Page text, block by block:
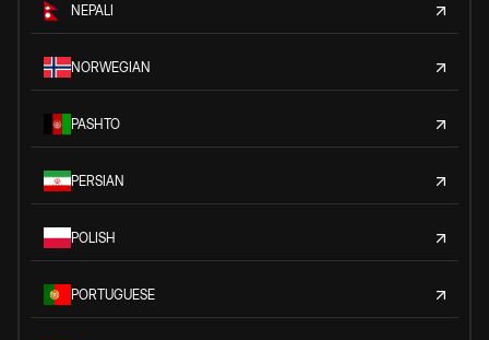
NEPALI
NORWEGIAN
PASHTO
PERSIAN
POLISH
PORTUGUESE